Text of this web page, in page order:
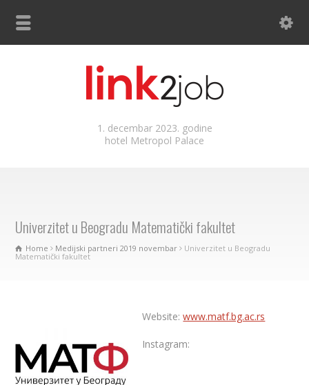
1. decembar 2023. godine
hotel Metropol Palace
Univerzitet u Beogradu Matematički fakultet
Home Medijski partneri 2019 novembar
Univerzitet u Beogradu
Matematički fakultet
Website:www.matf.bg.ac.rs
Instagram: